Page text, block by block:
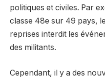
politiques et civiles. Par
classe 48e sur 49 pays,
reprises interdit les
des militants.
Cependant, il y a des